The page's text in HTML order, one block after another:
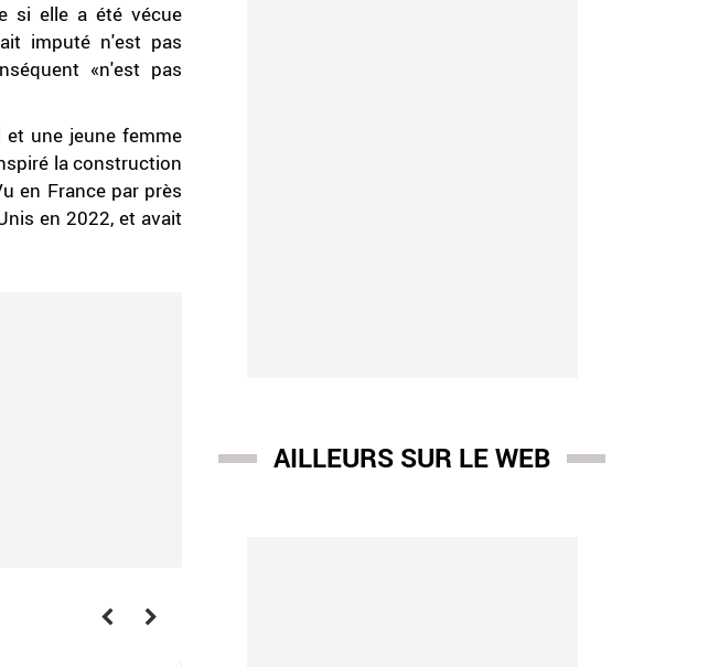
si elle a été vécue
imputé n'est pas
«n'est pas
une jeune femme
la construction
en France par près
en 2022, et avait
AILLEURS SUR LE WEB